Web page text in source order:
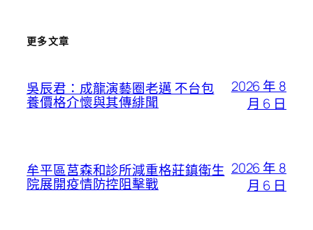
更多文章
吳辰君：成龍演藝圈老邁 不台包
養價格介懷與其傳緋聞
2026 年 8
月 6 日
牟平區莒森和診所減重格莊鎮衛生
院展開疫情防控阻擊戰
2026 年 8
月 6 日